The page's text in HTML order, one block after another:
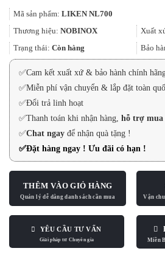
Mã sản phẩm: LIKEN NL700
Thương hiệu: NOBINOX Xuất
Trạng thái: Còn hàng Bảo
✅Cam kết xuất xứ & bảo hành chính
✅Miễn phí vận chuyển & lắp đặt toàn
✅Đổi trả linh hoạt
✅Thanh toán khi nhận hàng, hỗ trợ mua
✅Chat ngay để nhận quà tặng !
✅Đặt hàng ngay ! Ưu đãi có hạn !
THÊM VÀO GIỎ HÀNG
YÊU CẦU TƯ VẤN